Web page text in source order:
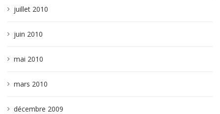
juillet 2010
juin 2010
mai 2010
mars 2010
décembre 2009